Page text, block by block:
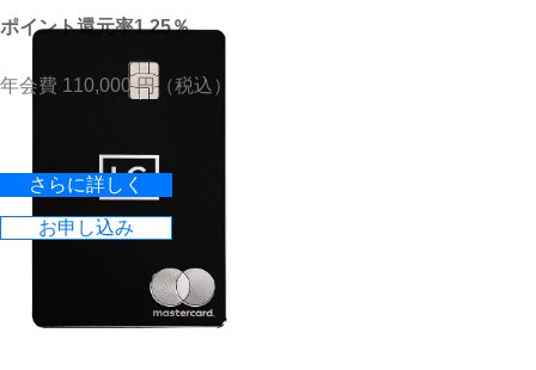
ポイント還元率1.25％
年会費 110,000 円（税込）
さらに詳しく
お申し込み